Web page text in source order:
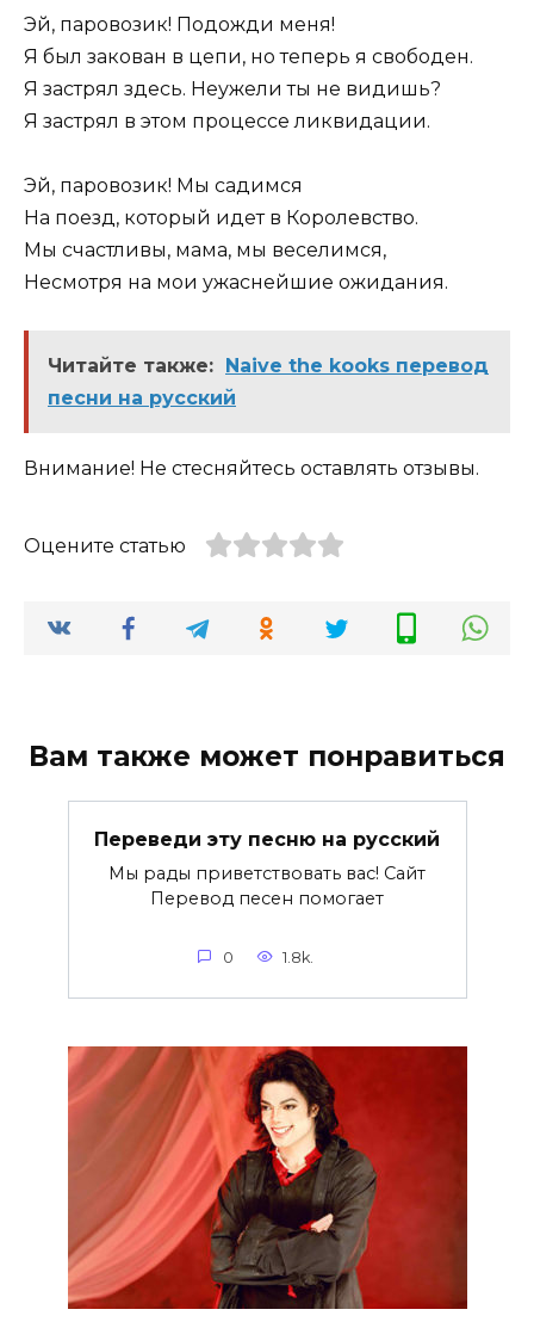
Эй, паровозик! Подожди меня!
Я был закован в цепи, но теперь я свободен.
Я застрял здесь. Неужели ты не видишь?
Я застрял в этом процессе ликвидации.
Эй, паровозик! Мы садимся
На поезд, который идет в Королевство.
Мы счастливы, мама, мы веселимся,
Несмотря на мои ужаснейшие ожидания.
Читайте также:
Naive the kooks перевод
песни на русский
Внимание! Не стесняйтесь оставлять отзывы.
Оцените статью
Вам также может понравиться
Переведи эту песню на русский
Мы рады приветствовать вас! Сайт
Перевод песен помогает
0 1.8k.